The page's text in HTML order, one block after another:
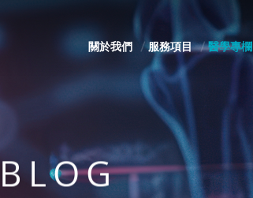
關於我們 服務項目 醫學專欄
BLOG